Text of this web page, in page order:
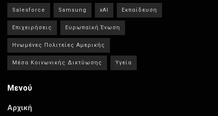
Salesforce Samsung xAI Εκπαίδευση
Επιχειρήσεις Ευρωπαϊκή Ένωση
Ηνωμένες Πολιτείες Αμερικής
Μέσα Κοινωνικής Δικτύωσης Υγεία
Μενού
Αρχική